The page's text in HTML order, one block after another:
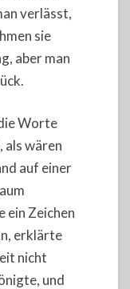
verlässt,
sie
aber man
Worte
als wären
auf einer
ein Zeichen
erklärte
nicht
und